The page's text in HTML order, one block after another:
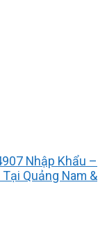
Nhập Khẩu –
Quảng Nam &